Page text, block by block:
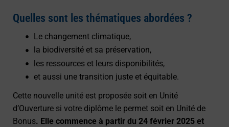
Quelles sont les thématiques abordées ?
Le changement climatique,
la biodiversité et sa préservation,
les ressources et leurs disponibilités,
et aussi une transition juste et équitable.
Cette nouvelle unité est proposée soit en Unité
d’Ouverture si votre diplôme le permet soit en Unité de
Bonus. Elle commence à partir du 24 février 2025 et